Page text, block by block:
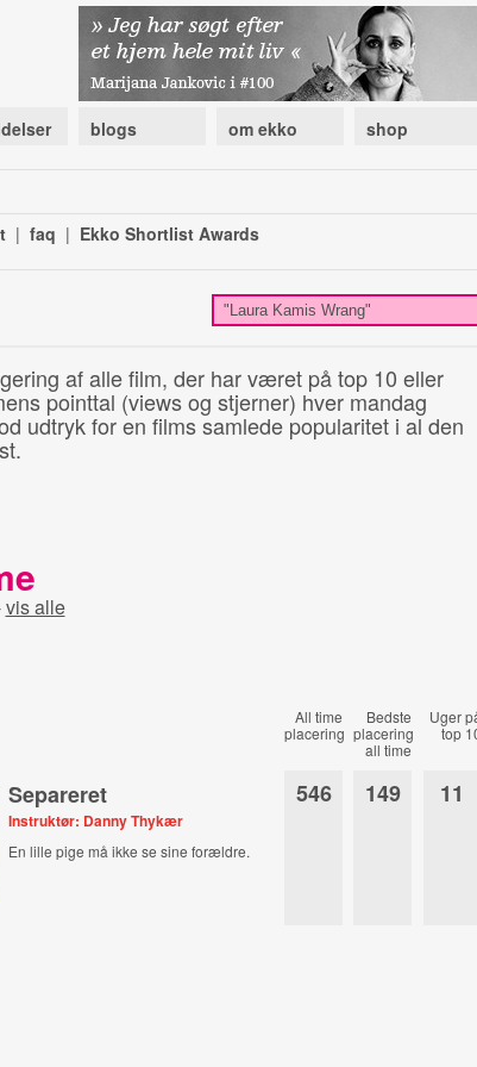
blogs om ekko shop
| faq | Ekko Shortlist Awards
af alle film, der har været på top 10 eller
pointtal (views og stjerner) hver mandag
udtryk for en films samlede popularitet i al den
vis alle
All time
placering
Bedste
placering
all time
Uger
top
Separeret
Instruktør: Danny Thykær
En lille pige må ikke se sine forældre.
546 149 11